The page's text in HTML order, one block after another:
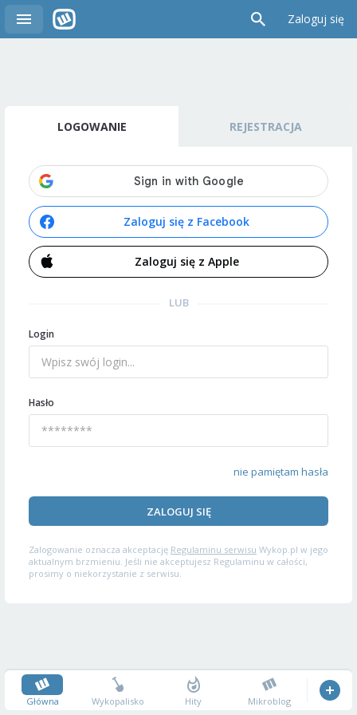
Zaloguj się
LOGOWANIE REJESTRACJA
Zaloguj się z Facebook
Zaloguj się z Apple
LUB
Login
Hasło
nie pamiętam hasła
ZALOGUJ SIĘ
Zalogowanie oznacza akceptację Regulaminu serwisu Wykop.pl w jego
aktualnym brzmieniu. Jeśli nie akceptujesz Regulaminu w całości,
prosimy o niekorzystanie z serwisu.
Główna Wykopalisko Hity Mikroblog